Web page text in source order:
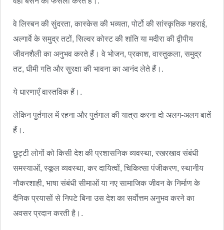
वे लिस्बन की सुंदरता, कास्केस की भव्यता, पोर्टो की सांस्कृतिक गहराई,
अल्गार्वे के समुद्र तटों, सिल्वर कोस्ट की शांति या मदीरा की द्वीपीय
जीवनशैली का अनुभव करते हैं। वे भोजन, प्रकाश, वास्तुकला, समुद्र
तट, धीमी गति और सुरक्षा की भावना का आनंद लेते हैं।.
ये धारणाएँ वास्तविक हैं।.
लेकिन पुर्तगाल में रहना और पुर्तगाल की यात्रा करना दो अलग-अलग बातें
हैं।.
छुट्टी लोगों को किसी देश की प्रशासनिक व्यवस्था, रखरखाव संबंधी
समस्याओं, स्कूल व्यवस्था, कर दायित्वों, चिकित्सा पंजीकरण, स्थानीय
नौकरशाही, भाषा संबंधी सीमाओं या नए सामाजिक जीवन के निर्माण के
दैनिक प्रयासों से निपटे बिना उस देश का सर्वोत्तम अनुभव करने का
अवसर प्रदान करती है।.